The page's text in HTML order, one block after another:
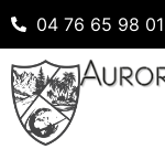
04 76 65 98 01